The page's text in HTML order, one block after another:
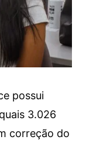
possui
3.026
correção do